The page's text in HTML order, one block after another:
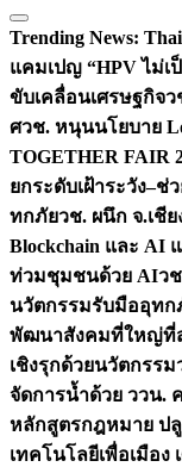
Trending News:
แคมเปญ “HPV ไม่เ
ขับเคลื่อนเศรษฐกิจว
ศวช. หนุนนโยบาย
TOGETHER FAIR
ยกระดับเฝ้าระวัง–
ทกภัยวช. ผนึก จ.เชี
Blockchain และ AI
ท่วมชุมชนด้วย AIว
นวัตกรรมรับมืออุทก
พัฒนาสังคมที่ใหญ่ที่สุ
เชิงรุกด้วยนวัตกรรม
จัดการน้ำด้วย ววน.
หลักสูตรกฎหมาย ปลู
เทคโนโลยีเพื่อเมือ